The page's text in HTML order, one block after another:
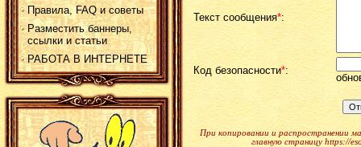
Правила, FAQ и советы
Разместить баннеры,
ссылки и статьи
РАБОТА В ИНТЕРНЕТЕ
Текст сообщения*:
Код безопасности*:
При копировании и распространении
главную страницу https://